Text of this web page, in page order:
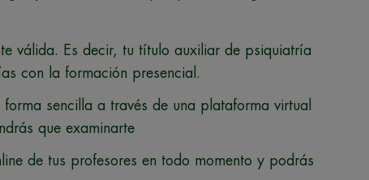
válida. Es decir, tu título auxiliar de psiquiatría
con la formación presencial.
sencilla a través de una plataforma virtual
que examinarte
de tus profesores en todo momento y podrás